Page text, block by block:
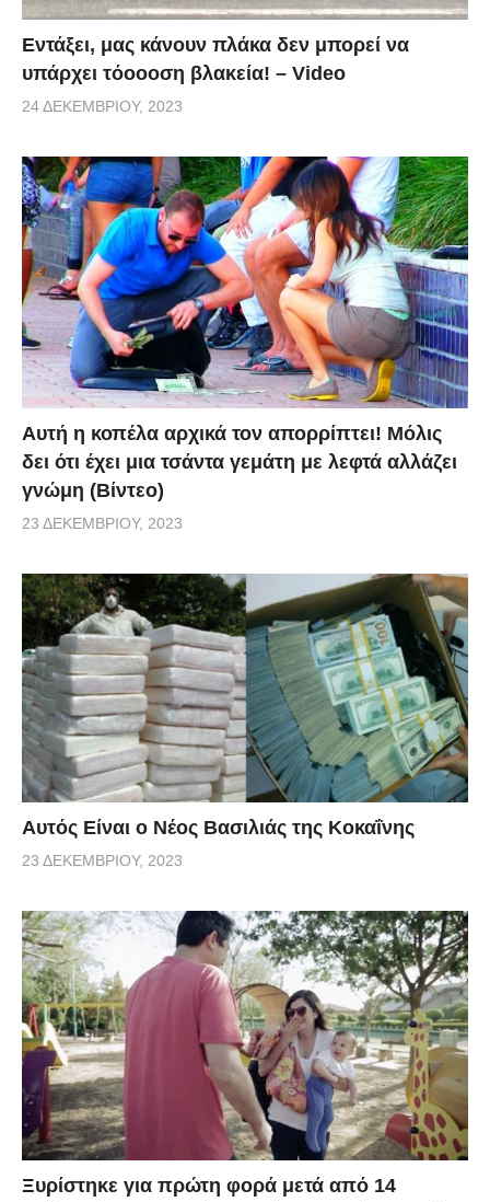
Εντάξει, μας κάνουν πλάκα δεν μπορεί να
υπάρχει τόοοοση βλακεία! – Video
24 ΔΕΚΕΜΒΡΊΟΥ, 2023
Αυτή η κοπέλα αρχικά τον απορρίπτει! Μόλις
δει ότι έχει μια τσάντα γεμάτη με λεφτά αλλάζει
γνώμη (Βίντεο)
23 ΔΕΚΕΜΒΡΊΟΥ, 2023
Αυτός Είναι ο Νέος Βασιλιάς της Κοκαΐνης
23 ΔΕΚΕΜΒΡΊΟΥ, 2023
Ξυρίστηκε για πρώτη φορά μετά από 14